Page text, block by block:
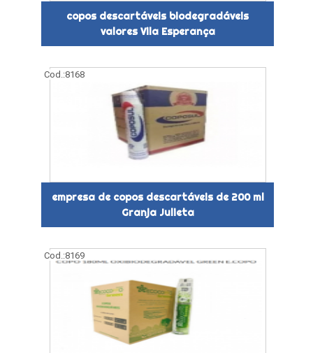
copos descartáveis biodegradáveis
valores Vila Esperança
Cod.:8168
empresa de copos descartáveis de 200 ml
Granja Julieta
Cod.:8169